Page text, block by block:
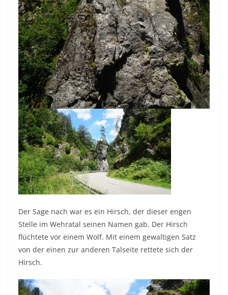
Der Sage nach war es ein Hirsch, der dieser engen
Stelle im Wehratal seinen Namen gab. Der Hirsch
flüchtete vor einem Wolf. Mit einem gewaltigen Satz
von der einen zur anderen Talseite rettete sich der
Hirsch.